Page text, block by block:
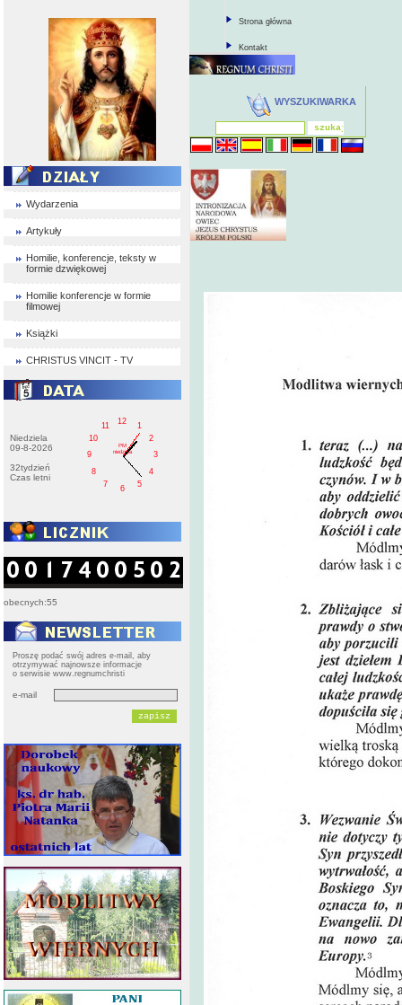
Wydarzenia
Artykuły
Homilie, konferencje, teksty w
formie dzwiękowej
Homilie konferencje w formie
filmowej
Książki
CHRISTUS VINCIT - TV
Niedziela
09-8-2026
32tydzień
Czas letni
1
2
3
4
5
6
7
8
9
10
11
12
PM
niedziela
obecnych:55
Proszę podać swój adres e-mail, aby
otrzymywać najnowsze informacje
o serwisie www.regnumchristi
e-mail
Strona główna
Kontakt
WYSZUKIWARKA